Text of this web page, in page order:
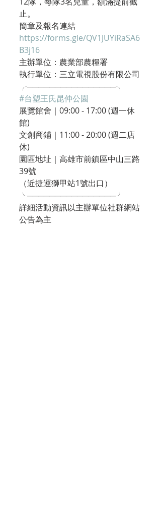
止。
簡章及報名連結
https://forms.gle/QV1JUYiRaSA6
B3j16
主辦單位：農業部農糧署
執行單位：三立電視股份有限公司
╭────────────────╮
#台塑王氏昆仲公園
展覽館舍｜09:00 - 17:00 (週一休
館)
文創商鋪｜11:00 - 20:00 (週二店
休)
園區地址｜高雄市前鎮區中山三路
39號
（近捷運獅甲站1號出口）
╰────────────────╯
詳細活動資訊以主辦單位社群網站
公告為主